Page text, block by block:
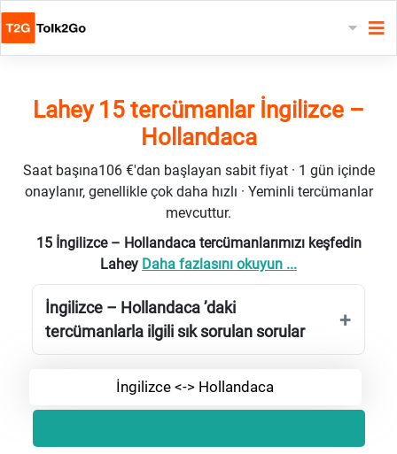
Lahey 15 tercümanlar İngilizce –
Hollandaca
Saat başına106 €'dan başlayan sabit fiyat · 1 gün içinde
onaylanır, genellikle çok daha hızlı · Yeminli tercümanlar
mevcuttur.
15 İngilizce – Hollandaca tercümanlarımızı keşfedin
Lahey Daha fazlasını okuyun ...
İngilizce – Hollandaca ’daki
tercümanlarla ilgili sık sorulan sorular
İngilizce <-> Hollandaca